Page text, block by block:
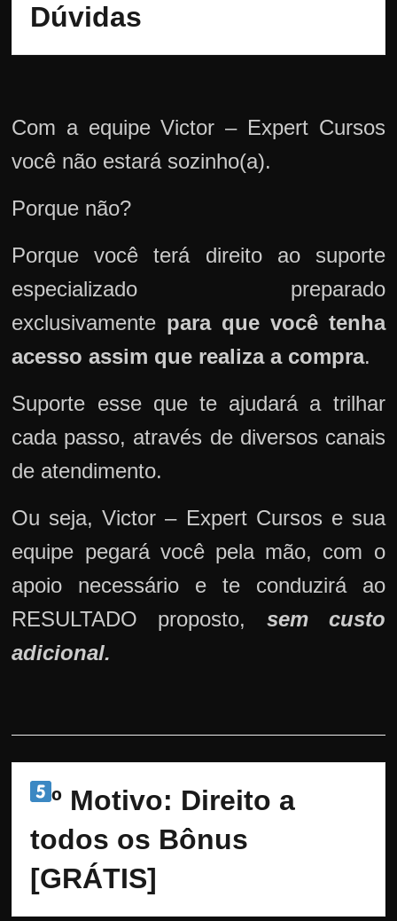
Dúvidas
Com a equipe Victor – Expert Cursos
você não estará sozinho(a).
Porque não?
Porque você terá direito ao suporte
especializado preparado
exclusivamente para que você tenha
acesso assim que realiza a compra.
Suporte esse que te ajudará a trilhar
cada passo, através de diversos canais
de atendimento.
Ou seja, Victor – Expert Cursos e sua
equipe pegará você pela mão, com o
apoio necessário e te conduzirá ao
RESULTADO proposto, sem custo
adicional.
º Motivo: Direito a
todos os Bônus
[GRÁTIS]